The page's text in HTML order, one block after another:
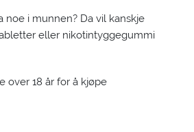
noe i munnen? Da vil kanskje
eller nikotintyggegummi
over 18 år for å kjøpe